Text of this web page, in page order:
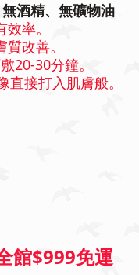
酒精、無礦物油
率。
質改善。
20-30分鐘。
接打入肌膚般。
館$999免運